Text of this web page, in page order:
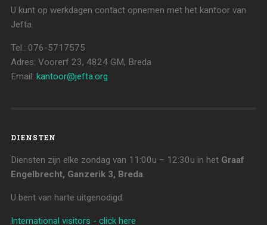
U kunt op werkdagen contact opnemen met het kantoor van
Jefta.
Tel.: 076-5717575
Adres: Voorerf 23, 4824 GM, Breda
Email: kantoor@jefta.org
DIENSTEN
Diensten zijn elke zondag van 11:00u – 12:30u in het Graaf
Engelbrecht, Ganzerik 3, Breda.
U bent van harte uitgenodigd.
International visitors - click here